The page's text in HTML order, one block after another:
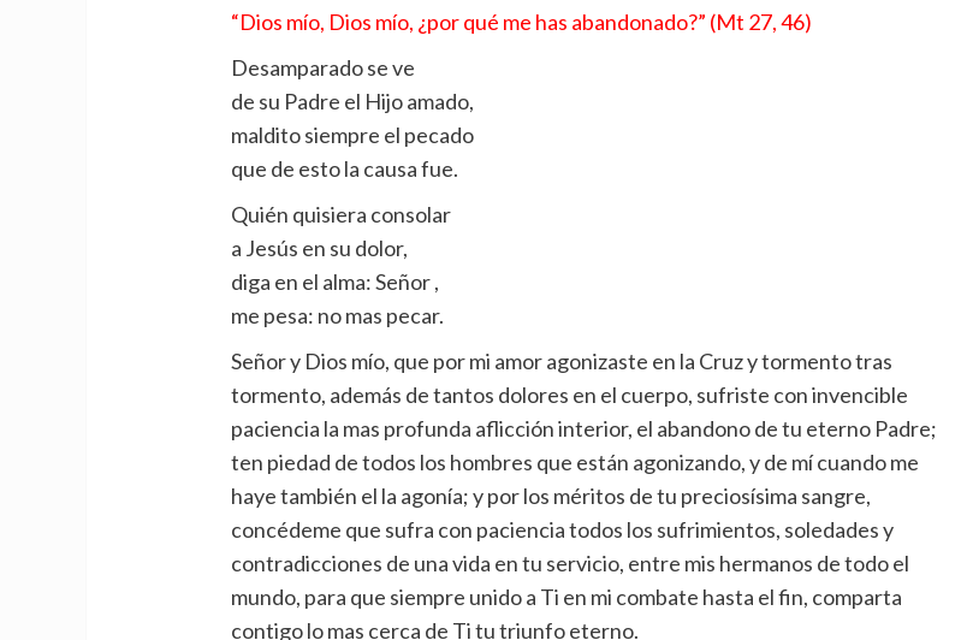
“Dios mío, Dios mío, ¿por qué me has abandonado?” (Mt 27, 46)
Desamparado se ve
de su Padre el Hijo amado,
maldito siempre el pecado
que de esto la causa fue.
Quién quisiera consolar
a Jesús en su dolor,
diga en el alma: Señor ,
me pesa: no mas pecar.
Señor y Dios mío, que por mi amor agonizaste en la Cruz y tormento tras
tormento, además de tantos dolores en el cuerpo, sufriste con invencible
paciencia la mas profunda aflicción interior, el abandono de tu eterno Padre;
ten piedad de todos los hombres que están agonizando, y de mí cuando me
haye también el la agonía; y por los méritos de tu preciosísima sangre,
concédeme que sufra con paciencia todos los sufrimientos, soledades y
contradicciones de una vida en tu servicio, entre mis hermanos de todo el
mundo, para que siempre unido a Ti en mi combate hasta el fin, comparta
contigo lo mas cerca de Ti tu triunfo eterno.